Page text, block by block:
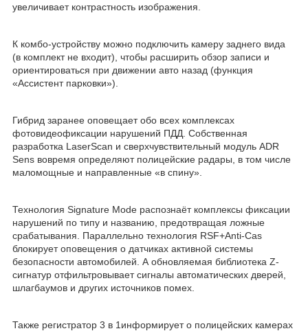
увеличивает контрастность изображения.
К комбо-устройству можно подключить камеру заднего вида
(в комплект не входит), чтобы расширить обзор записи и
ориентироваться при движении авто назад (функция
«Ассистент парковки»).
Гибрид заранее оповещает обо всех комплексах
фотовидеофиксации нарушений ПДД. Собственная
разработка LaserScan и сверхчувствительный модуль ADR
Sens вовремя определяют полицейские радары, в том числе
маломощные и направленные «в спину».
Технология Signature Mode распознаёт комплексы фиксации
нарушений по типу и названию, предотвращая ложные
срабатывания. Параллельно технология RSF+Anti-Cas
блокирует оповещения о датчиках активной системы
безопасности автомобилей. А обновляемая библиотека Z-
сигнатур отфильтровывает сигналы автоматических дверей,
шлагбаумов и других источников помех.
Также регистратор 3 в 1информирует о полицейских камерах